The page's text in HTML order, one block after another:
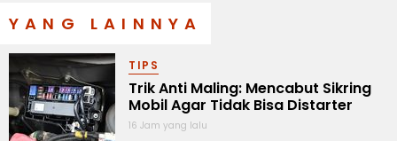
YANG LAINNYA
TIPS
Trik Anti Maling: Mencabut Sikring
Mobil Agar Tidak Bisa Distarter
16 Jam yang lalu